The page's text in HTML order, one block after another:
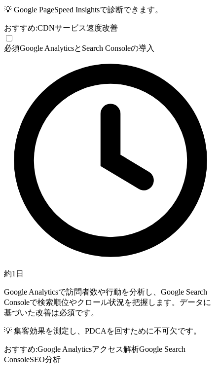
💡 Google PageSpeed Insightsで診断できます。
おすすめ:CDNサービス速度改善
必須Google AnalyticsとSearch Consoleの導入
約1日
Google Analyticsで訪問者数や行動を分析し、Google Search
Consoleで検索順位やクロール状況を把握します。データに
基づいた改善は必須です。
💡 集客効果を測定し、PDCAを回すために不可欠です。
おすすめ:Google Analyticsアクセス解析Google Search
ConsoleSEO分析